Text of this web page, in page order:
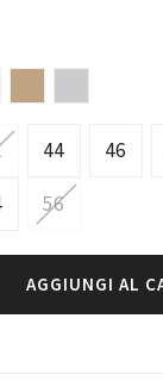
44 46
56
AGGIUNGI AL